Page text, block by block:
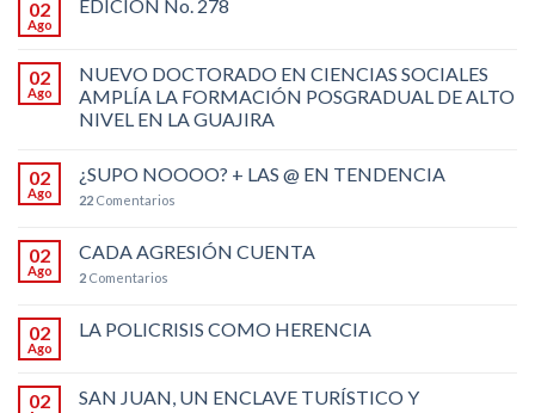
02
Ago
EDICIÓN No. 278
02
Ago
NUEVO DOCTORADO EN CIENCIAS SOCIALES
AMPLÍA LA FORMACIÓN POSGRADUAL DE ALTO
NIVEL EN LA GUAJIRA
02
Ago
¿SUPO NOOOO? + LAS @ EN TENDENCIA
22 Comentarios
02
Ago
CADA AGRESIÓN CUENTA
2 Comentarios
02
Ago
LA POLICRISIS COMO HERENCIA
02
SAN JUAN, UN ENCLAVE TURÍSTICO Y